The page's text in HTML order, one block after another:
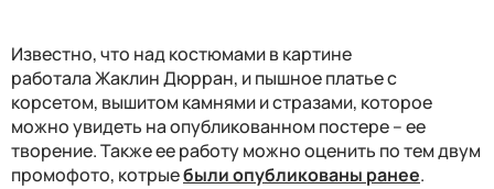
Известно, что над костюмами в картине
работала Жаклин Дюрран, и пышное платье с
корсетом, вышитом камнями и стразами, которое
можно увидеть на опубликованном постере – ее
творение. Также ее работу можно оценить по тем двум
промофото, котрыебыли опубликованы ранее.